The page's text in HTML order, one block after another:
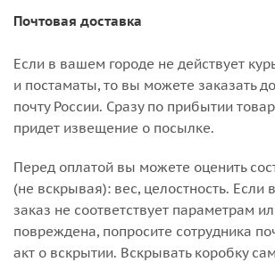
Почтовая доставка
Если в вашем городе не действует
и постаматы, то вы можете заказать
почту России. Сразу по прибытии
придет извещение о посылке.
Перед оплатой вы можете оценить
(не вскрывая): вес, целостность. Если
заказ не соответствует параметрам
повреждена, попросите сотрудника
акт о вскрытии. Вскрывать коробку